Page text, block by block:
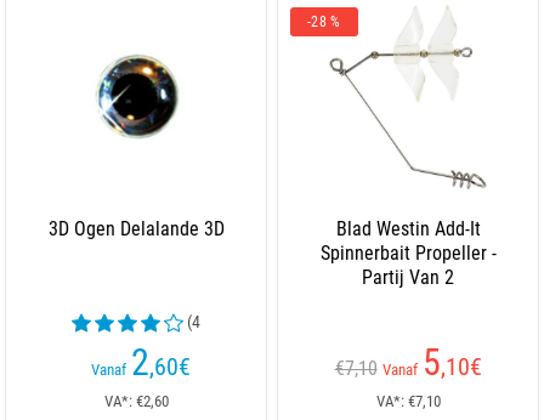
3D Ogen Delalande 3D
(4
beoordelingen)
Vanaf 2,60€
VA*: €2,60
-28 %
Blad Westin Add-It
Spinnerbait Propeller -
Partij Van 2
€7,10 Vanaf 5,10€
VA*: €7,10